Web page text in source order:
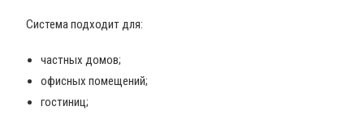
Система подходит для:
частных домов;
офисных помещений;
гостиниц;